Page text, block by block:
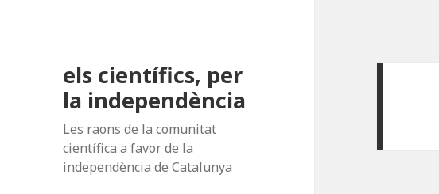
els científics, per
la independència
Les raons de la comunitat
científica a favor de la
independència de Catalunya